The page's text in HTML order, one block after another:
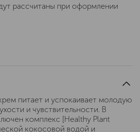
рассчитаны при оформлении
питает и успокаивает молодую
и чувствительности. В
комплекс [Healthy Plant
кокосовой водой и